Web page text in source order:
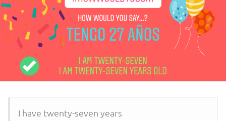
I have twenty-seven years